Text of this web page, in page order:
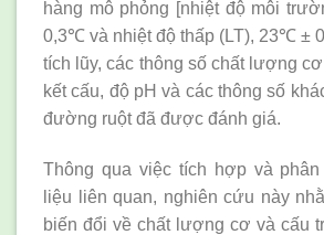
hàng mô phỏng [nhiệt độ môi
0,3℃ và nhiệt độ thấp (LT), 23℃ ±
tích lũy, các thông số chất lượng
kết cấu, độ pH và các thông số
đường ruột đã được đánh giá.
Thông qua việc tích hợp và
liệu liên quan, nghiên cứu này
biến đổi về chất lượng cơ và cấu